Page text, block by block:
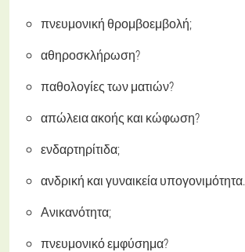
πνευμονική θρομβοεμβολή;
αθηροσκλήρωση?
παθολογίες των ματιών?
απώλεια ακοής και κώφωση?
ενδαρτηρίτιδα;
ανδρική και γυναικεία υπογονιμότητα.
Ανικανότητα;
πνευμονικό εμφύσημα?